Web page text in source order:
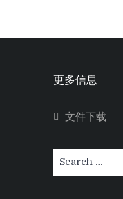
更多信息
文件下载